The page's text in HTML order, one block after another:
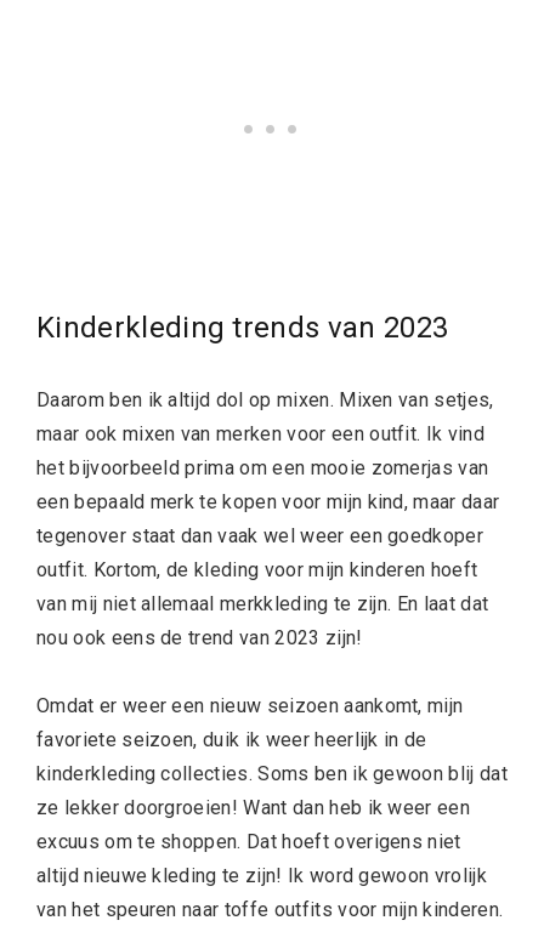
Kinderkleding trends van 2023
Daarom ben ik altijd dol op mixen. Mixen van setjes,
maar ook mixen van merken voor een outfit. Ik vind
het bijvoorbeeld prima om een mooie zomerjas van
een bepaald merk te kopen voor mijn kind, maar daar
tegenover staat dan vaak wel weer een goedkoper
outfit. Kortom, de kleding voor mijn kinderen hoeft
van mij niet allemaal merkkleding te zijn. En laat dat
nou ook eens de trend van 2023 zijn!
Omdat er weer een nieuw seizoen aankomt, mijn
favoriete seizoen, duik ik weer heerlijk in de
kinderkleding collecties. Soms ben ik gewoon blij dat
ze lekker doorgroeien! Want dan heb ik weer een
excuus om te shoppen. Dat hoeft overigens niet
altijd nieuwe kleding te zijn! Ik word gewoon vrolijk
van het speuren naar toffe outfits voor mijn kinderen.